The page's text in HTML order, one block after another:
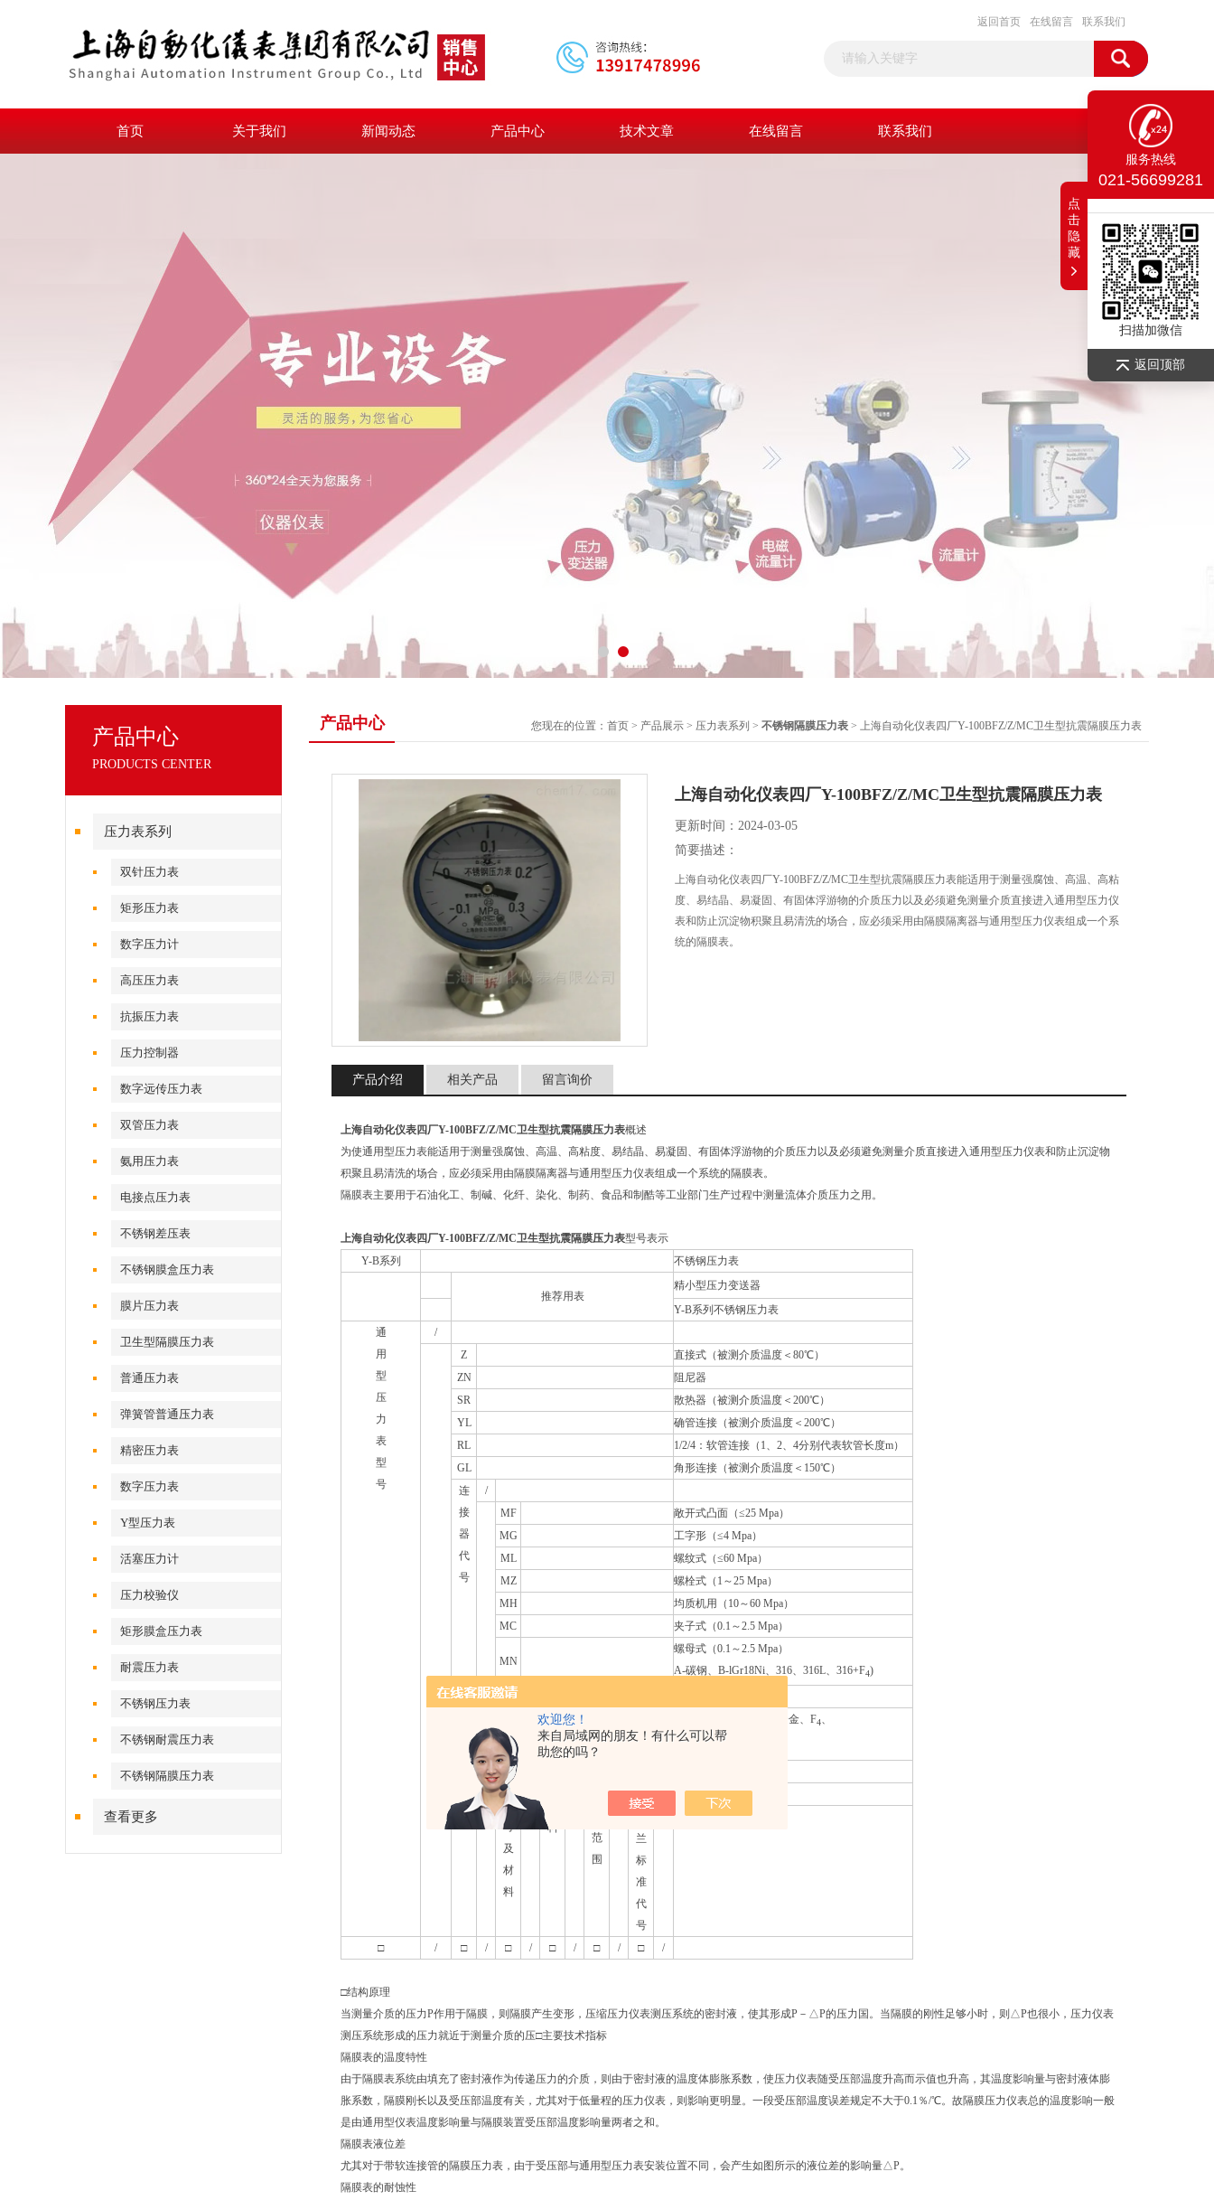
欢迎您！
来自局域网的朋友！有什么可以帮
助您的吗？
返回首页 在线留言 联系我们
首页 关于我们 新闻动态 产品中心 技术文章 在线留言 联系我们
产品中心
PRODUCTS CENTER
压力表系列
双针压力表
矩形压力表
数字压力计
高压压力表
抗振压力表
压力控制器
数字远传压力表
双管压力表
氨用压力表
电接点压力表
不锈钢差压表
不锈钢膜盒压力表
膜片压力表
卫生型隔膜压力表
普通压力表
弹簧管普通压力表
精密压力表
数字压力表
Y型压力表
活塞压力计
压力校验仪
矩形膜盒压力表
耐震压力表
不锈钢压力表
不锈钢耐震压力表
不锈钢隔膜压力表
查看更多
产品中心 您现在的位置： 首页 > 产品展示 > 压力表系列 > 不锈钢隔膜压力表 > 上海自动化仪表四厂Y-100BFZ/Z/MC卫生型抗震隔膜压力表
上海自动化仪表四厂Y-100BFZ/Z/MC卫生型抗震隔膜压力表
更新时间：2024-03-05
简要描述：
上海自动化仪表四厂Y-100BFZ/Z/MC卫生型抗震隔膜压力表能适用于测量强腐蚀、高温、高粘
度、易结晶、易凝固、有固体浮游物的介质压力以及必须避免测量介质直接进入通用型压力仪
表和防止沉淀物积聚且易清洗的场合，应必须采用由隔膜隔离器与通用型压力仪表组成一个系
统的隔膜表。
产品介绍 相关产品 留言询价
上海自动化仪表四厂Y-100BFZ/Z/MC卫生型抗震隔膜压力表概述
为使通用型压力表能适用于测量强腐蚀、高温、高粘度、易结晶、易凝固、有固体浮游物的介质压力以及必须避免测量介质直接进入通用型压力仪表和防止沉淀物
积聚且易清洗的场合，应必须采用由隔膜隔离器与通用型压力仪表组成一个系统的隔膜表。
隔膜表主要用于石油化工、制碱、化纤、染化、制药、食品和制酷等工业部门生产过程中测量流体介质压力之用。
上海自动化仪表四厂Y-100BFZ/Z/MC卫生型抗震隔膜压力表型号表示
Y-B系列 不锈钢压力表
推荐用表
精小型压力变送器
Y-B系列不锈钢压力表
通
用
型
压
力
表
型
号
/
Z
直接式（被测介质温度＜80℃）
ZN
阻尼器
SR
散热器（被测介质温度＜200℃）
YL
确管连接（被测介质温度＜200℃）
RL
1/2/4 ：软管连接（1、2、4分别代表软管长度m）
GL
角形连接（被测介质温度＜150℃）
连
接
器
代
号
/
MF
敞开式凸面（≤25 Mpa）
MG
工字形（≤4 Mpa）
ML
螺纹式（≤60 Mpa）
MZ
螺栓式（1～25 Mpa）
MH
均质机用（10～60 Mpa）
MC
夹子式（0.1～2.5 Mpa）
MN
螺母式（0.1～2.5 Mpa）
A-碳钢、B-lGr18Ni、316、316L、316+F4)
隔
隔
离
器
代
号
及
材
料
隔
离
料
、316L、钽、哈氏合金、F4、
316+F 等
范
围
/
法
兰
标
准
代
号
/
□ / □ / □ / □ / □ / □ /
□结构原理
当测量介质的压力P作用于隔膜，则隔膜产生变形，压缩压力仪表测压系统的密封液，使其形成P－△P的压力国。当隔膜的刚性足够小时，则△P也很小，压力仪表
测压系统形成的压力就近于测量介质的压□主要技术指标
隔膜表的温度特性
由于隔膜表系统由填充了密封液作为传递压力的介质，则由于密封液的温度体膨胀系数，使压力仪表随受压部温度升高而示值也升高，其温度影响量与密封液体膨
胀系数，隔膜刚长以及受压部温度有关，尤其对于低量程的压力仪表，则影响更明显。一段受压部温度误差规定不大于0.1％/℃。故隔膜压力仪表总的温度影响一般
是由通用型仪表温度影响量与隔膜装置受压部温度影响量两者之和。
隔膜表液位差
尤其对于带软连接管的隔膜压力表，由于受压部与通用型压力表安装位置不同，会产生如图所示的液位差的影响量△P。
隔膜表的耐蚀性
服务热线
021-56699281
扫描加微信
返回顶部
点
击
隐
藏